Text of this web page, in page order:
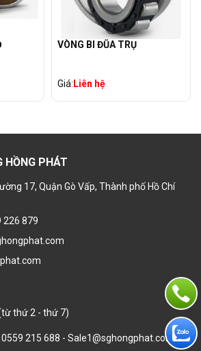
VÒNG BI ĐŨA TRỤ
Giá: Liên hệ
HỒNG PHÁT
17, Quận Gò Vấp, Thành phố Hồ Chí
226 879
thứ 2 - thứ 7)
0559 215 688 - Sale1@sghongphat.com